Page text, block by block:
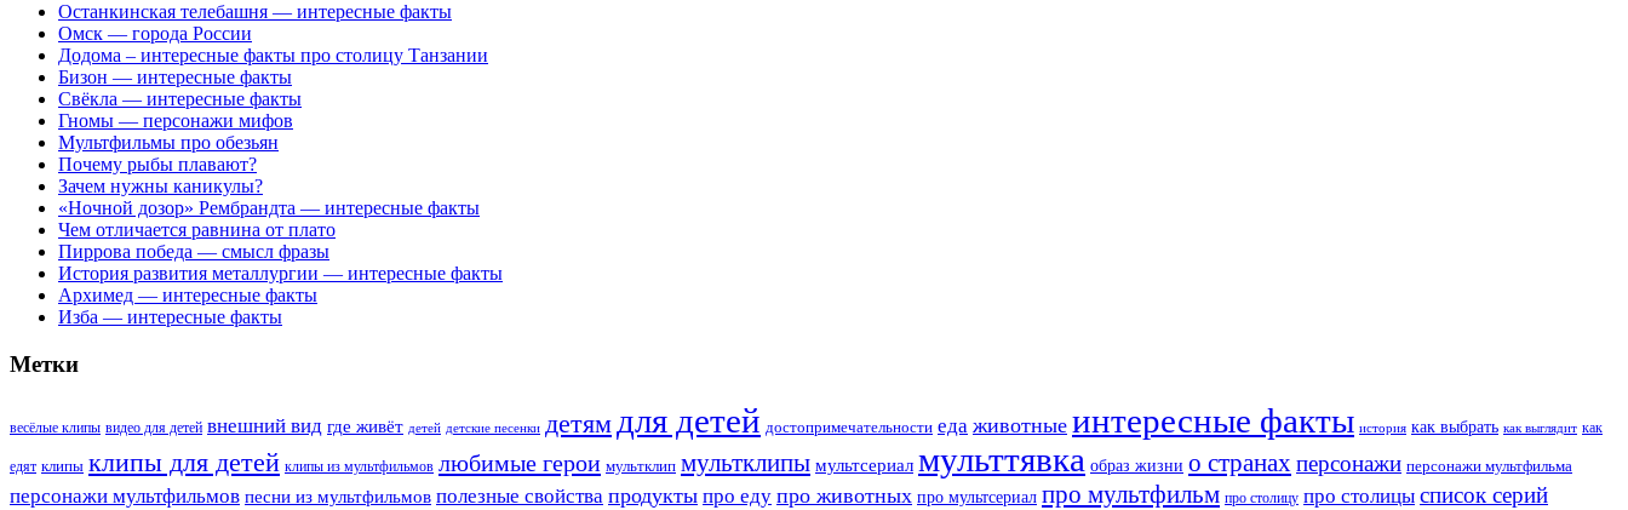
Останкинская телебашня — интересные факты
Омск — города России
Додома – интересные факты про столицу Танзании
Бизон — интересные факты
Свёкла — интересные факты
Гномы — персонажи мифов
Мультфильмы про обезьян
Почему рыбы плавают?
Зачем нужны каникулы?
«Ночной дозор» Рембрандта — интересные факты
Чем отличается равнина от плато
Пиррова победа — смысл фразы
История развития металлургии — интересные факты
Архимед — интересные факты
Изба — интересные факты
Метки
весёлые клипы видео для детей внешний вид где живёт детей детские песенки детям для детей достопримечательности еда животные интересные факты история как выбрать как выглядит как
едят клипы клипы для детей клипы из мультфильмов любимые герои мультклип мультклипы мультсериал мульттявка образ жизни о странах персонажи персонажи мультфильма
персонажи мультфильмов песни из мультфильмов полезные свойства продукты про еду про животных про мультсериал про мультфильм про столицу про столицы список серий